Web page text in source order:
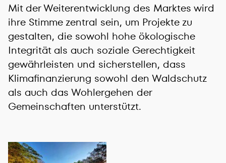
Mit der Weiterentwicklung des Marktes wird
ihre Stimme zentral sein, um Projekte zu
gestalten, die sowohl hohe ökologische
Integrität als auch soziale Gerechtigkeit
gewährleisten und sicherstellen, dass
Klimafinanzierung sowohl den Waldschutz
als auch das Wohlergehen der
Gemeinschaften unterstützt.